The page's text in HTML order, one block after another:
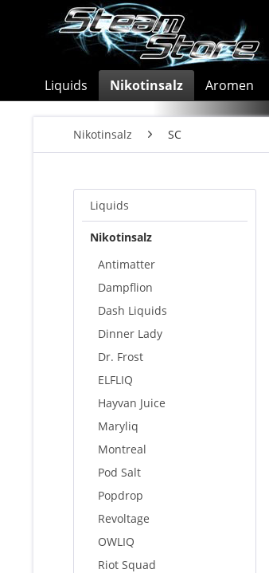
Liquids Nikotinsalz Aromen
Nikotinsalz SC
Liquids
Nikotinsalz
Antimatter
Dampflion
Dash Liquids
Dinner Lady
Dr. Frost
ELFLIQ
Hayvan Juice
Maryliq
Montreal
Pod Salt
Popdrop
Revoltage
OWLIQ
Riot Squad